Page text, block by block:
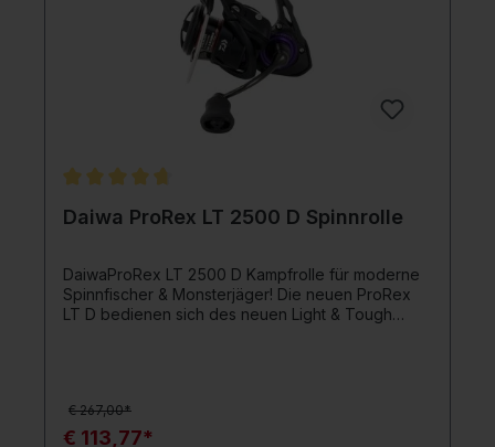
Daiwa ProRex LT 2500 D Spinnrolle
DaiwaProRex LT 2500 D Kampfrolle für moderne
Spinnfischer & Monsterjäger! Die neuen ProRex
LT D bedienen sich des neuen Light & Tough
überbieten sind!Alle ProRex LT D Spinnrollen
besitzen einen Zaion Body, der für einen sicheren
€ 267,00*
€ 113,77*